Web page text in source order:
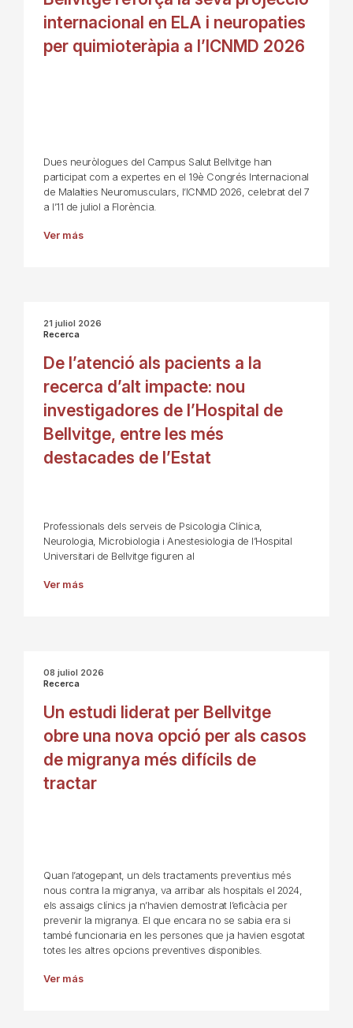
internacional en ELA i neuropaties
per quimioteràpia a l’ICNMD 2026
Dues neuròlogues del Campus Salut Bellvitge han
participat com a expertes en el 19è Congrés Internacional
de Malalties Neuromusculars, l’ICNMD 2026, celebrat del 7
a l’11 de juliol a Florència.
Ver más
21 juliol 2026
Recerca
De l’atenció als pacients a la
recerca d’alt impacte: nou
investigadores de l’Hospital de
Bellvitge, entre les més
destacades de l’Estat
Professionals dels serveis de Psicologia Clínica,
Neurologia, Microbiologia i Anestesiologia de l’Hospital
Universitari de Bellvitge figuren al
Ver más
08 juliol 2026
Recerca
Un estudi liderat per Bellvitge
obre una nova opció per als casos
de migranya més difícils de
tractar
Quan l’atogepant, un dels tractaments preventius més
nous contra la migranya, va arribar als hospitals el 2024,
els assaigs clínics ja n’havien demostrat l’eficàcia per
prevenir la migranya. El que encara no se sabia era si
també funcionaria en les persones que ja havien esgotat
totes les altres opcions preventives disponibles.
Ver más